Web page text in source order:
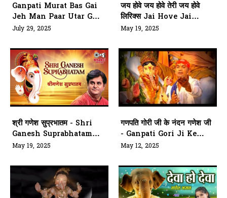
Ganpati Murat Bas Gai
Jeh Man Paar Utar Gyo
Soya
July 29, 2025
जय होवे जय होवे तेरी जय होवे
लिरिक्स Jai Hove Jai
Hove Teri Jai Hove
May 19, 2025
श्री गणेश सुप्रभातम - Shri
Ganesh Suprabhatam
Mantra
May 19, 2025
गणपति गोरी जी के नंदन गणेश जी
- Ganpati Gori Ji Ke
Nandan Ganesh Ji
May 12, 2025